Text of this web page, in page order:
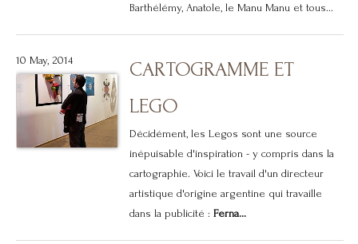
Barthélémy, Anatole, le Manu Manu et tous...
10 May, 2014
CARTOGRAMME ET
LEGO
Décidément, les Legos sont une source
inépuisable d'inspiration - y compris dans la
cartographie. Voici le travail d'un directeur
artistique d'origine argentine qui travaille
dans la publicité : Ferna...